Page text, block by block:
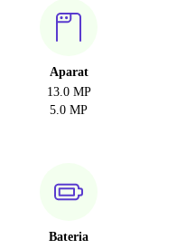
Aparat
13.0 MP
5.0 MP
Bateria